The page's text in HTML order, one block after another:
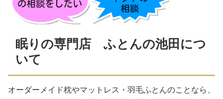
眠りの専門店 ふとんの池田につ
いて
オーダーメイド枕やマットレス・羽毛ふとんのことなら、